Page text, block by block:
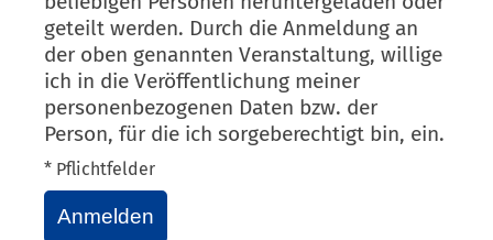
geteilt werden. Durch die Anmeldung an
der oben genannten Veranstaltung, willige
ich in die Veröffentlichung meiner
personenbezogenen Daten bzw. der
Person, für die ich sorgeberechtigt bin, ein.
* Pflichtfelder
Anmelden